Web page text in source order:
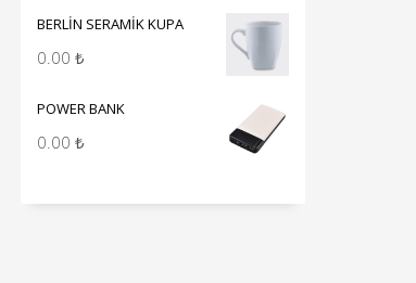
BERLİN SERAMİK KUPA
0.00 ₺
POWER BANK
0.00 ₺